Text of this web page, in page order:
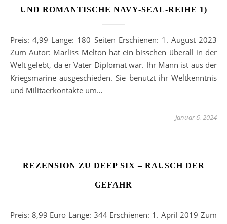
UND ROMANTISCHE NAVY-SEAL-REIHE 1)
Preis: 4,99 Länge: 180 Seiten Erschienen: 1. August 2023
Zum Autor: Marliss Melton hat ein bisschen überall in der
Welt gelebt, da er Vater Diplomat war. Ihr Mann ist aus der
Kriegsmarine ausgeschieden. Sie benutzt ihr Weltkenntnis
und Militaerkontakte um…
Januar 6, 2024
REZENSION ZU DEEP SIX – RAUSCH DER
GEFAHR
Preis: 8,99 Euro Länge: 344 Erschienen: 1. April 2019 Zum